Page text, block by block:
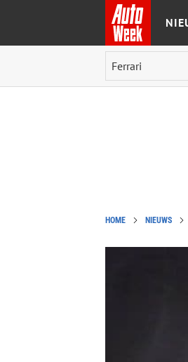
Ga naar de
HOME NIEUWS